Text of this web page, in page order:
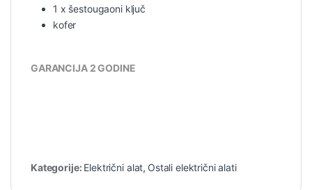
1 x šestougaoni ključ
kofer
GARANCIJA 2 GODINE
Kategorije: Električni alat, Ostali električni alati